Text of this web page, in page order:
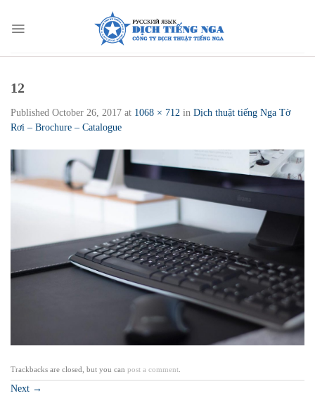
content
12
Published October 26, 2017 at 1068 × 712 in Dịch thuật tiếng Nga Tờ
Rơi – Brochure – Catalogue
Trackbacks are closed, but you can post a comment
Next →